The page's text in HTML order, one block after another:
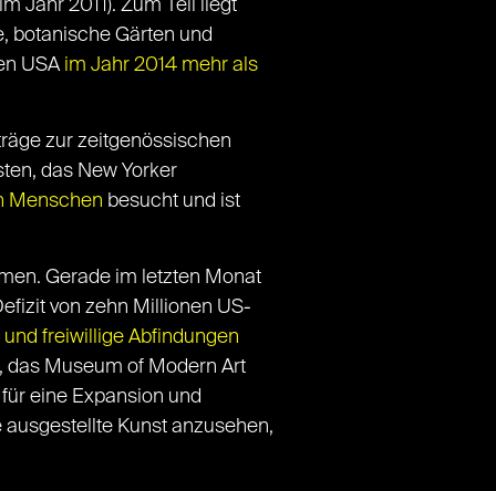
Jahr 2011). Zum Teil liegt
botanische Gärten und
USA im Jahr 2014 mehr als
zur zeitgenössischen
das New Yorker
Menschen besucht und ist
Gerade im letzten Monat
von zehn Millionen US-
freiwillige Abfindungen
Museum of Modern Art
eine Expansion und
Kunst anzusehen,